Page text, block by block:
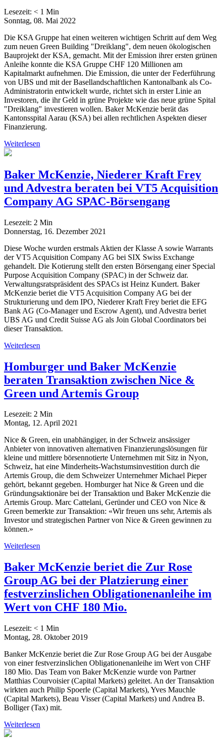
Lesezeit: < 1 Min
Sonntag, 08. Mai 2022
Die KSA Gruppe hat einen weiteren wichtigen Schritt auf dem Weg
zum neuen Green Building "Dreiklang", dem neuen ökologischen
Bauprojekt der KSA, gemacht. Mit der Emission ihrer ersten grünen
Anleihe konnte die KSA Gruppe CHF 120 Millionen am
Kapitalmarkt aufnehmen. Die Emission, die unter der Federführung
von UBS und mit der Basellandschaftlichen Kantonalbank als Co-
Administratorin entwickelt wurde, richtet sich in erster Linie an
Investoren, die ihr Geld in grüne Projekte wie das neue grüne Spital
"Dreiklang" investieren wollen. Baker McKenzie berät das
Kantonsspital Aarau (KSA) bei allen rechtlichen Aspekten dieser
Finanzierung.
Weiterlesen
Baker McKenzie, Niederer Kraft Frey
und Advestra beraten bei VT5 Acquisition
Company AG SPAC-Börsengang
Lesezeit: 2 Min
Donnerstag, 16. Dezember 2021
Diese Woche wurden erstmals Aktien der Klasse A sowie Warrants
der VT5 Acquisition Company AG bei SIX Swiss Exchange
gehandelt. Die Kotierung stellt den ersten Börsengang einer Special
Purpose Acquisition Company (SPAC) in der Schweiz dar.
Verwaltungsratspräsident des SPACs ist Heinz Kundert. Baker
McKenzie beriet die VT5 Acquisition Company AG bei der
Strukturierung und dem IPO, Niederer Kraft Frey beriet die EFG
Bank AG (Co-Manager und Escrow Agent), und Advestra beriet
UBS AG und Credit Suisse AG als Join Global Coordinators bei
dieser Transaktion.
Weiterlesen
Homburger und Baker McKenzie
beraten Transaktion zwischen Nice &
Green und Artemis Group
Lesezeit: 2 Min
Montag, 12. April 2021
Nice & Green, ein unabhängiger, in der Schweiz ansässiger
Anbieter von innovativen alternativen Finanzierungslösungen für
kleine und mittlere börsennotierte Unternehmen mit Sitz in Nyon,
Schweiz, hat eine Minderheits-Wachstumsinvestition durch die
Artemis Group, die dem Schweizer Unternehmer Michael Pieper
gehört, bekannt gegeben. Homburger hat Nice & Green und die
Gründungsaktionäre bei der Transaktion und Baker McKenzie die
Artemis Group. Marc Cattelani, Geründer und CEO von Nice &
Green bemerkte zur Transaktion: «Wir freuen uns sehr, Artemis als
Investor und strategischen Partner von Nice & Green gewinnen zu
können.»
Weiterlesen
Baker McKenzie beriet die Zur Rose
Group AG bei der Platzierung einer
festverzinslichen Obligationenanleihe im
Wert von CHF 180 Mio.
Lesezeit: < 1 Min
Montag, 28. Oktober 2019
Banker McKenzie beriet die Zur Rose Group AG bei der Ausgabe
von einer festverzinslichen Obligationenanleihe im Wert von CHF
180 Mio. Das Team von Baker McKenzie wurde von Partner
Matthias Courvoisier (Capital Markets) geleitet. An der Transaktion
wirkten auch Philip Spoerle (Capital Markets), Yves Mauchle
(Capital Markets), Beau Visser (Capital Markets) und Andrea B.
Bolliger (Tax) mit.
Weiterlesen